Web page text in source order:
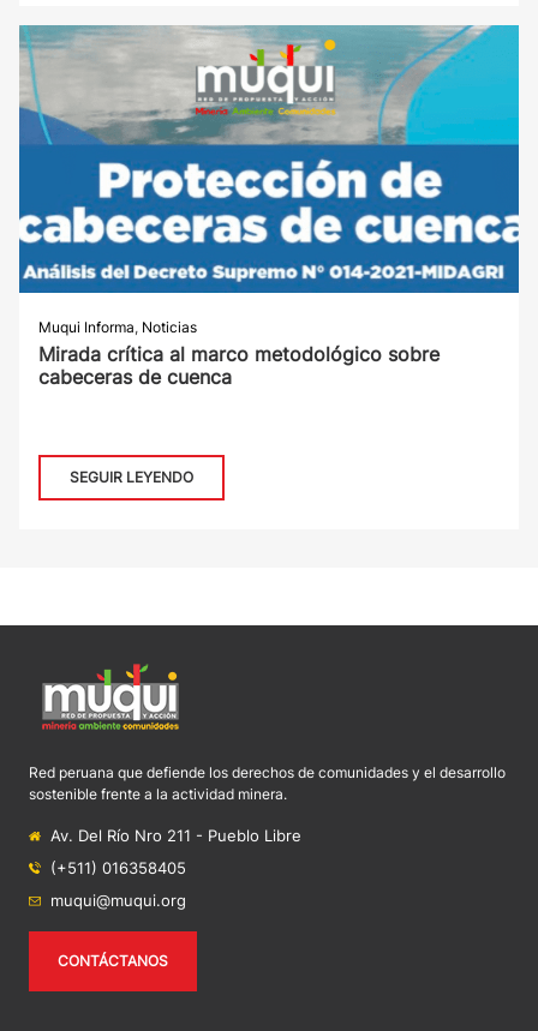
Muqui Informa, Noticias
Mirada crítica al marco metodológico sobre
cabeceras de cuenca
SEGUIR LEYENDO
Red peruana que defiende los derechos de comunidades y el desarrollo
sostenible frente a la actividad minera.
Av. Del Río Nro 211 - Pueblo Libre
(+511) 016358405
muqui@muqui.org
CONTÁCTANOS